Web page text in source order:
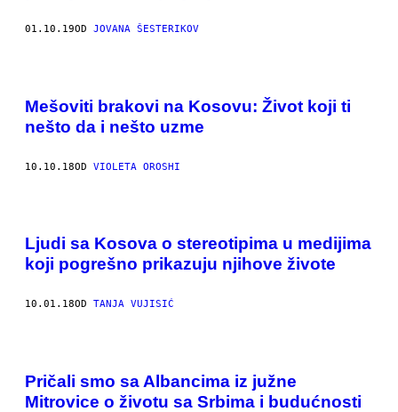
01.10.19OD JOVANA ŠESTERIKOV
Mešoviti brakovi na Kosovu: Život koji ti
nešto da i nešto uzme
10.10.18OD VIOLETA OROSHI
Ljudi sa Kosova o stereotipima u medijima
koji pogrešno prikazuju njihove živote
10.01.18OD TANJA VUJISIĆ
Pričali smo sa Albancima iz južne
Mitrovice o životu sa Srbima i budućnosti